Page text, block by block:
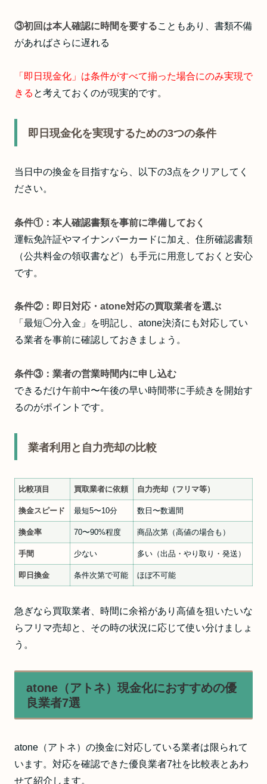
③初回は本人確認に時間を要することもあり、書類不備
があればさらに遅れる
「即日現金化」は条件がすべて揃った場合にのみ実現で
きる と考えておくのが現実的です。
即日現金化を実現するための3つの条件
当日中の換金を目指すなら、以下の3点をクリアしてく
ださい。
条件①：本人確認書類を事前に準備しておく
運転免許証やマイナンバーカードに加え、住所確認書類
（公共料金の領収書など）も手元に用意しておくと安心
です。
条件②：即日対応・atone対応の買取業者を選ぶ
「最短◯分入金」を明記し、atone決済にも対応してい
る業者を事前に確認しておきましょう。
条件③：業者の営業時間内に申し込む
できるだけ午前中〜午後の早い時間帯に手続きを開始す
るのがポイントです。
業者利用と自力売却の比較
比較項目 買取業者に依頼 自力売却（フリマ等）
換金スピード 最短5〜10分 数日〜数週間
換金率 70〜90%程度 商品次第（高値の場合も）
手間 少ない 多い（出品・やり取り・発送）
即日換金 条件次第で可能 ほぼ不可能
急ぎなら買取業者、時間に余裕があり高値を狙いたいな
らフリマ売却と、その時の状況に応じて使い分けましょ
う。
atone（アトネ）現金化におすすめの優
良業者7選
atone（アトネ）の換金に対応している業者は限られて
います。対応を確認できた優良業者7社を比較表とあわ
せて紹介します。